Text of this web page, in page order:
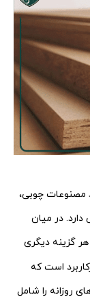
مصنوعات چوبی،
در میان
گزینه دیگری
است که
روزانه را شامل